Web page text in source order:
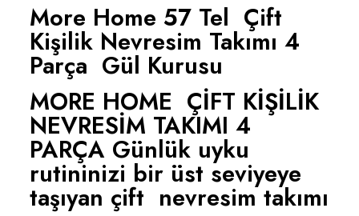
More Home 57 Tel Çift
Kişilik Nevresim Takımı 4
Parça Gül Kurusu
MORE HOME ÇİFT KİŞİLİK
NEVRESİM TAKIMI 4
PARÇA Günlük uyku
rutininizi bir üst seviyeye
taşıyan çift nevresim takımı